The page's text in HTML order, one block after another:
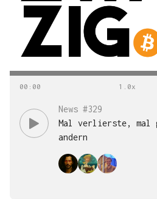
00 : 00
News #329
Mal verlierste, mal
andern